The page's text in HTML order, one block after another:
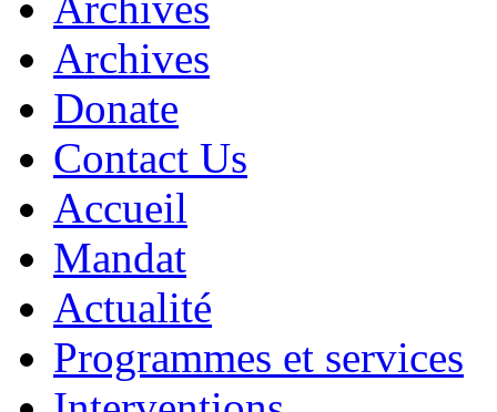
Archives
Donate
Contact Us
Accueil
Mandat
Actualité
Programmes et services